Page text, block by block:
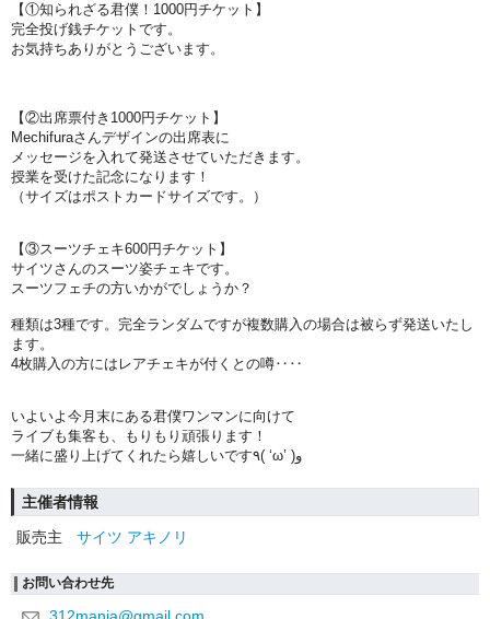
【①知られざる君僕！1000円チケット】
完全投げ銭チケットです。
お気持ちありがとうございます。
【②出席票付き1000円チケット】
Mechifuraさんデザインの出席表に
メッセージを入れて発送させていただきます。
授業を受けた記念になります！
（サイズはポストカードサイズです。）
【③スーツチェキ600円チケット】
サイツさんのスーツ姿チェキです。
スーツフェチの方いかがでしょうか？
種類は3種です。完全ランダムですが複数購入の場合は被らず発送いたし
ます。
4枚購入の方にはレアチェキが付くとの噂‥‥
いよいよ今月末にある君僕ワンマンに向けて
ライブも集客も、もりもり頑張ります！
一緒に盛り上げてくれたら嬉しいです٩( ‘ω’ )و
主催者情報
販売主
サイツ アキノリ
お問い合わせ先